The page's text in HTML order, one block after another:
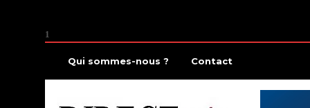
1
Qui sommes-nous ? Contact